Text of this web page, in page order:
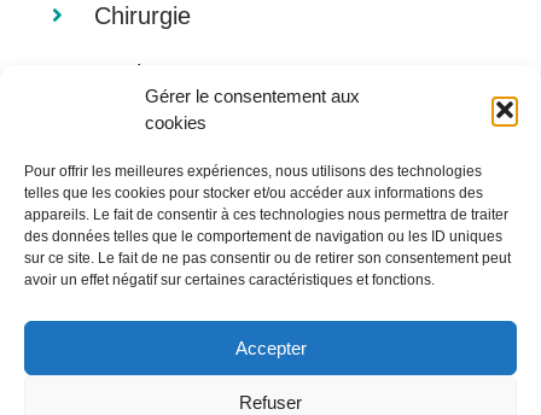
Gérer le consentement aux
cookies
Pour offrir les meilleures expériences, nous utilisons des technologies
telles que les cookies pour stocker et/ou accéder aux informations des
appareils. Le fait de consentir à ces technologies nous permettra de traiter
des données telles que le comportement de navigation ou les ID uniques
sur ce site. Le fait de ne pas consentir ou de retirer son consentement peut
avoir un effet négatif sur certaines caractéristiques et fonctions.
Accepter
Refuser
Chirurgie
Analyses
Imagerie
Alimentation